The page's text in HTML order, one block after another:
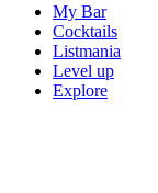
My Bar
Cocktails
Listmania
Level up
Explore